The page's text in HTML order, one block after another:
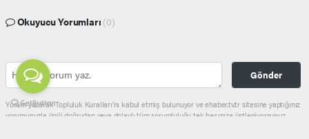
Okuyucu Yorumları (0)
Gönder
Yorum yazarak Topluluk Kuralları’nı kabul etmiş bulunuyor ve ehaber.tv.tr sitesine yaptığınız
yorumunuzla ilgili doğrudan veya dolaylı tüm sorumluluğu tek başınıza üstleniyorsunuz.